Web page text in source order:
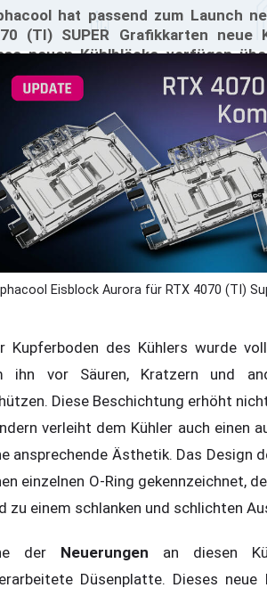
hat passend zum Launch
(TI) SUPER Grafikkarten neue
neuen Kühlblöcke verfügen
die die
effizienten Wasserfluss
ist entscheidend für
Wärmeleistung der neuen
Eisblock Aurora für RTX 4070 (TI)
Kupferboden des Kühlers wurde
ihn vor Säuren, Kratzern und
Diese Beschichtung erhöht
verleiht dem Kühler auch einen
ansprechende Ästhetik. Das Design
einzelnen O-Ring gekennzeichnet,
zu einem schlanken und schlichten
der Neuerungen an diesen
Düsenplatte. Dieses